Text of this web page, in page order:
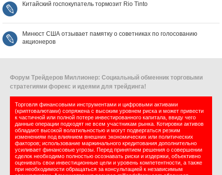
Китайский госпокупатель тормозит Rio Tinto
Минюст США отзывает памятку о советниках по голосованию
акционеров
Форум Трейдеров Миллионер: Социальный обменник торговыми
стратегиями форекс и идеями для трейдинга!
Торговля финансовыми инструментами и цифровыми активами
(криптовалютами) сопряжена с высоким уровнем риска и может привести
к частичной или полной потере инвестированного капитала, ввиду чего
данные операции подходят не всем участникам рынка. Котировки активов
обладают высокой волатильностью и могут подвергаться резким
изменениям под влиянием внешних экономических или политических
факторов; использование маржинального кредитования дополнительно
усиливает финансовые угрозы. Перед принятием решения о совершении
сделок необходимо полностью осознавать риски и издержки, объективно
оценивать свои инвестиционные цели и уровень компетентности, а также
при необходимости обращаться за консультацией к независимым